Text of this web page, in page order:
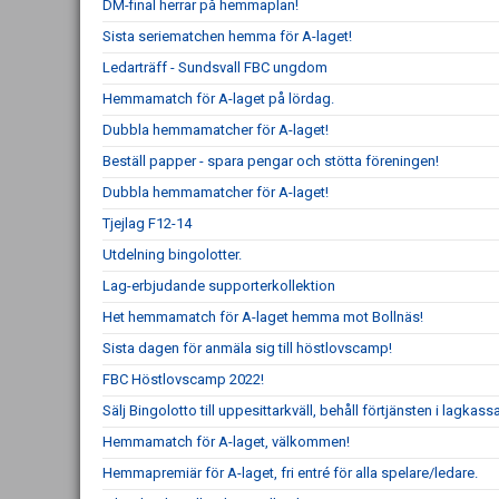
DM-final herrar på hemmaplan!
Sista seriematchen hemma för A-laget!
Ledarträff - Sundsvall FBC ungdom
Hemmamatch för A-laget på lördag.
Dubbla hemmamatcher för A-laget!
Beställ papper - spara pengar och stötta föreningen!
Dubbla hemmamatcher för A-laget!
Tjejlag F12-14
Utdelning bingolotter.
Lag-erbjudande supporterkollektion
Het hemmamatch för A-laget hemma mot Bollnäs!
Sista dagen för anmäla sig till höstlovscamp!
FBC Höstlovscamp 2022!
Sälj Bingolotto till uppesittarkväll, behåll förtjänsten i
Hemmamatch för A-laget, välkommen!
Hemmapremiär för A-laget, fri entré för alla spelare/ledare.